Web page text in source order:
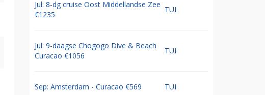
Jul: 8-dg cruise Oost Middellandse Zee
€1235
TUI
Jul: 9-daagse Chogogo Dive & Beach
Curacao €1056
TUI
Sep: Amsterdam - Curacao €569 TUI